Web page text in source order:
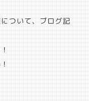
ついて、ブログ記